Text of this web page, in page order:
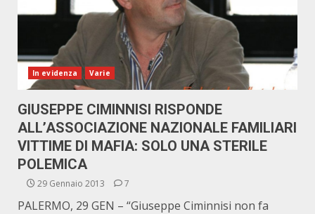
In evidenza Varie
GIUSEPPE CIMINNISI RISPONDE
ALL’ASSOCIAZIONE NAZIONALE FAMILIARI
VITTIME DI MAFIA: SOLO UNA STERILE
POLEMICA
29 Gennaio 2013 7
PALERMO, 29 GEN – “Giuseppe Ciminnisi non fa